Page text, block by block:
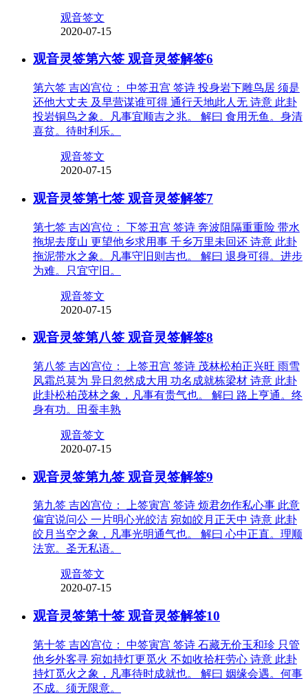
观音签文
2020-07-15
观音灵签第六签 观音灵签解签6
第六签 吉凶宫位： 中签丑宫 签诗 投身岩下雕鸟居 须是
还他大丈夫 及早营谋谁可得 通行天地此人无 诗意 此卦
投岩铜鸟之象。凡事宜顺吉之兆。 解曰 食用无鱼。身清
喜贫。待时利乐。
观音签文
2020-07-15
观音灵签第七签 观音灵签解签7
第七签 吉凶宫位： 下签丑宫 签诗 奔波阻隔重重险 带水
拖坭去度山 更望他乡求用事 千乡万里未回还 诗意 此卦
拖泥带水之象。凡事守旧则吉也。 解曰 退身可得。进步
为难。只宜守旧。
观音签文
2020-07-15
观音灵签第八签 观音灵签解签8
第八签 吉凶宫位： 上签丑宫 签诗 茂林松柏正兴旺 雨雪
风霜总莫为 异日忽然成大用 功名成就栋梁材 诗意 此卦
此卦松柏茂林之象，凡事有贵气也。 解曰 路上亨通。终
身有功。田蚕丰熟
观音签文
2020-07-15
观音灵签第九签 观音灵签解签9
第九签 吉凶宫位： 上签寅宫 签诗 烦君勿作私心事 此意
偏宜说问公 一片明心光皎洁 宛如皎月正天中 诗意 此卦
皎月当空之象，凡事光明通气也。 解曰 心中正直。理顺
法宽。圣无私语。
观音签文
2020-07-15
观音灵签第十签 观音灵签解签10
第十签 吉凶宫位： 中签寅宫 签诗 石藏无价玉和珍 只管
他乡外客寻 宛如持灯更觅火 不如收拾枉劳心 诗意 此卦
持灯觅火之象，凡事待时成就也。 解曰 姻缘会遇。何事
不成。须无限意。